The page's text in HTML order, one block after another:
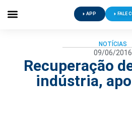
APP FALE
NOTÍCIAS
09/06/2016
Recuperação
indústria,